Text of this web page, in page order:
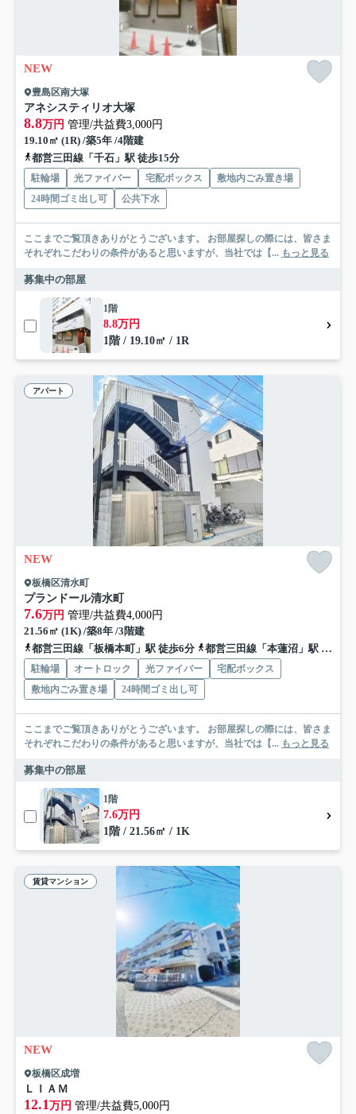
NEW
豊島区南大塚
アネシスティリオ大塚
8.8万円 管理/共益費3,000円
19.10㎡ (1R) /築5年 /4階建
都営三田線「千石」駅 徒歩15分
駐輪場 光ファイバー 宅配ボックス
敷地内ごみ置き場
24時間ゴミ出し可
公共下水
ここまでご覧頂きありがとうございます。 お部屋探しの際には、皆さま
それぞれこだわりの条件があると思いますが、当社では【... もっと見る
募集中の部屋
1階
8.8万円
1階 / 19.10㎡ / 1R
アパート
NEW
板橋区清水町
プランドール清水町
7.6万円 管理/共益費4,000円
21.56㎡ (1K) /築8年 /3階建
都営三田線「板橋本町」駅 徒歩6分
都営三田線「本蓮沼」駅 徒歩9分
駐輪場 オートロック 光ファイバー
宅配ボックス
敷地内ごみ置き場
24時間ゴミ出し可
ここまでご覧頂きありがとうございます。 お部屋探しの際には、皆さま
それぞれこだわりの条件があると思いますが、当社では【... もっと見る
募集中の部屋
1階
7.6万円
1階 / 21.56㎡ / 1K
賃貸マンション
NEW
板橋区成増
ＬＩＡＭ
12.1万円 管理/共益費5,000円